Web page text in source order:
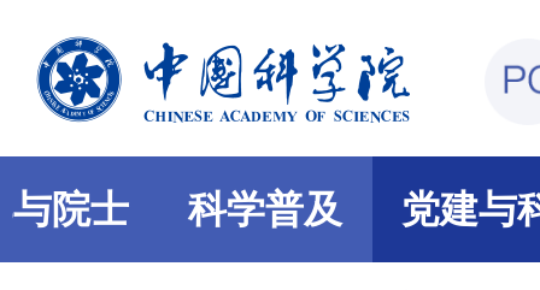
与院士 科学普及 党建与